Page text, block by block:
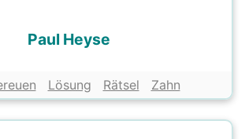
Paul Heyse
Lösung Rätsel Zahn